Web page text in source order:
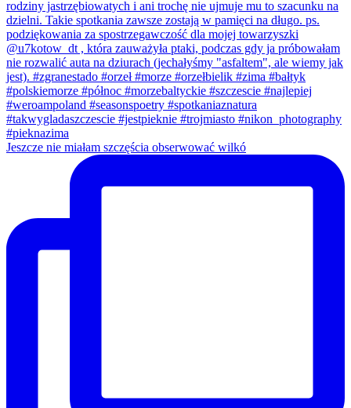
Jeszcze nie miałam szczęścia obserwować wilkó